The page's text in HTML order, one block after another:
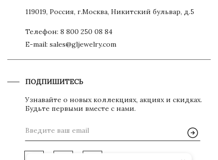
119019, Россия, г.Москва, Никитский бульвар, д.5
Телефон: 8 800 250 08 84
E-mail: sales@gljewelry.com
ПОДПИШИТЕСЬ
Узнавайте о новых коллекциях, акциях и скидках.
Будьте первыми вместе с нами.